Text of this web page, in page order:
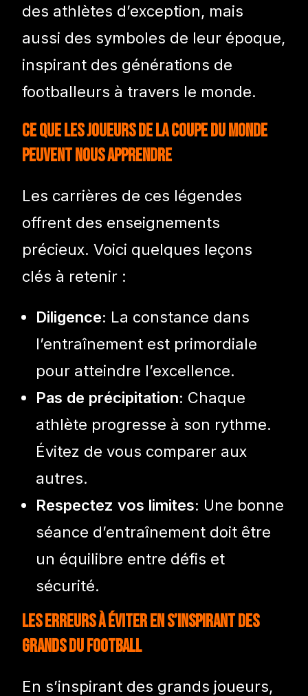
des athlètes d’exception, mais
aussi des symboles de leur époque,
inspirant des générations de
footballeurs à travers le monde.
Ce que les Joueurs de la Coupe du Monde
peuvent Nous Apprendre
Les carrières de ces légendes
offrent des enseignements
précieux. Voici quelques leçons
clés à retenir :
Diligence: La constance dans
l’entraînement est primordiale
pour atteindre l’excellence.
Pas de précipitation: Chaque
athlète progresse à son rythme.
Évitez de vous comparer aux
autres.
Respectez vos limites: Une bonne
séance d’entraînement doit être
un équilibre entre défis et
sécurité.
Les Erreurs à Éviter en s’Inspirant des
Grands du Football
En s’inspirant des grands joueurs,